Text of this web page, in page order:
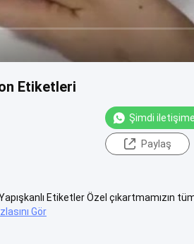
Etiketleri
Şimdi
Paylaş
Etiketler Özel çıkartmamızın
Gör